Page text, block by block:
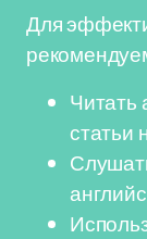
Для
Читать
статьи